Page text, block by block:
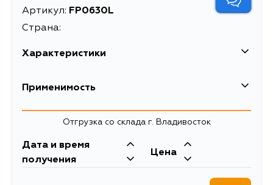
Артикул: FP0630L
Страна:
Характеристики
EAN-13
Длина упаковки, мм 150
Масса, кг
Применимость
Отгрузка со склада г. Владивосток
Дата и время
получения
Цена